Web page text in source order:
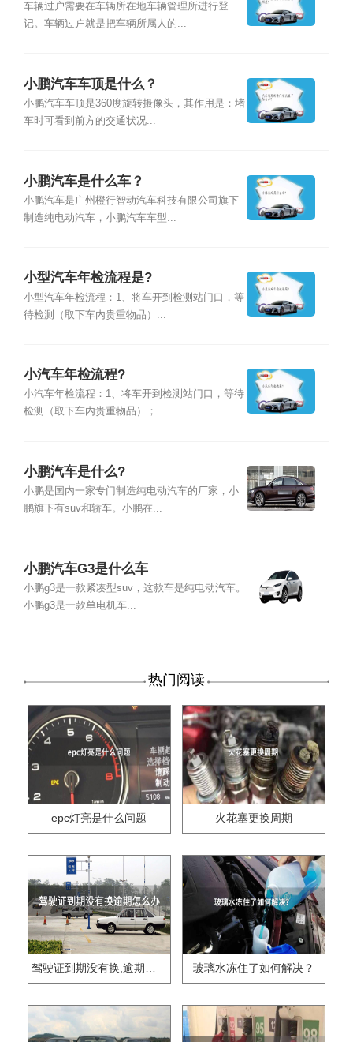
车辆过户需要在车辆所在地车辆管理所进行登
记。车辆过户就是把车辆所属人的...
小鹏汽车车顶是什么？
小鹏汽车车顶是360度旋转摄像头，其作用是：堵
车时可看到前方的交通状况...
小鹏汽车是什么车？
小鹏汽车是广州橙行智动汽车科技有限公司旗下
制造纯电动汽车，小鹏汽车车型...
小型汽车年检流程是?
小型汽车年检流程：1、将车开到检测站门口，等
待检测（取下车内贵重物品）...
小汽车年检流程?
小汽车年检流程：1、将车开到检测站门口，等待
检测（取下车内贵重物品）；...
小鹏汽车是什么?
小鹏是国内一家专门制造纯电动汽车的厂家，小
鹏旗下有suv和轿车。小鹏在...
小鹏汽车G3是什么车
小鹏g3是一款紧凑型suv，这款车是纯电动汽车。
小鹏g3是一款单电机车...
热门阅读
epc灯亮是什么问题 火花塞更换周期
驾驶证到期没有换,逾期怎么办?? 玻璃水冻住了如何解决？